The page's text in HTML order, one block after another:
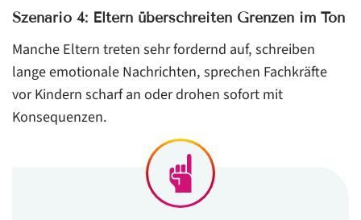
Szenario 4: Eltern überschreiten Grenzen im Ton
Manche Eltern treten sehr fordernd auf, schreiben
lange emotionale Nachrichten, sprechen Fachkräfte
vor Kindern scharf an oder drohen sofort mit
Konsequenzen.